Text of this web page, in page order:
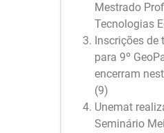
Mestrado
Tecnologias
Inscrições de
para 9º
encerram
(9)
Unemat
Seminário